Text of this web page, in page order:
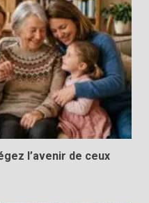
l’avenir de ceux